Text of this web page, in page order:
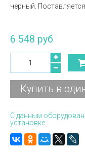
черный.
6 548 руб
Купить в
С данным
установке.